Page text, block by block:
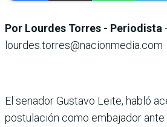
Por Lourdes Torres - Periodista -
lourdes.torres@nacionmedia.com
El senador Gustavo Leite, habló
postulación como embajador ante